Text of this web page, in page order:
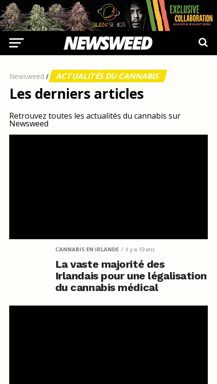
Newsweed / ACTUALITÉS DU CANNABIS
Les derniers articles
Retrouvez toutes les actualités du cannabis sur
Newsweed
CANNABIS EN IRLANDE il y a 10 ans
La vaste majorité des
Irlandais pour une légalisation
du cannabis médical